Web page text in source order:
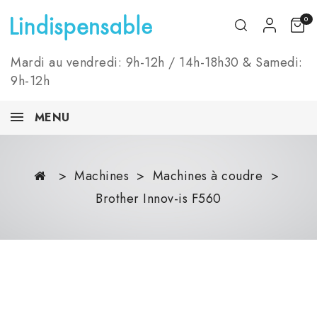
Mardi au vendredi: 9h-12h / 14h-18h30 & Samedi:
9h-12h
0
MENU
Machines
Machines à coudre
Brother Innov-is F560